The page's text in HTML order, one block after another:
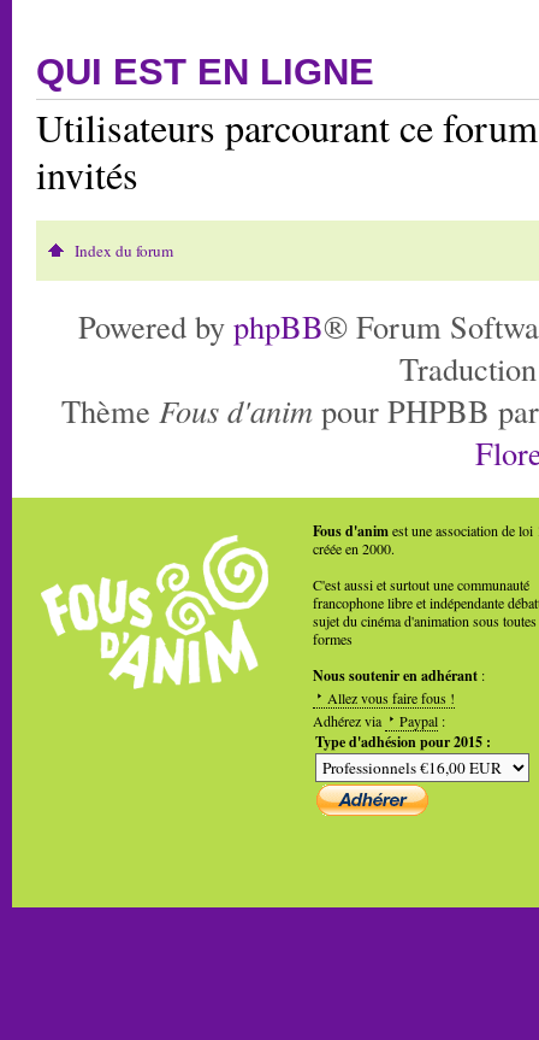
QUI EST EN LIGNE
Utilisateurs parcourant ce
invités
Index du forum
Powered by phpBB® Forum
Thème Fous d'anim pour PHPBB
Fous d'animest une association de loi
créée en 2000.
C'est aussi et surtout une communauté
francophone libre et indépendante
sujet du cinéma d'animation sous toutes
formes
Nous soutenir en adhérant :
Allez vous faire fous !
Adhérez via
Paypal :
Type d'adhésion pour 2015 :